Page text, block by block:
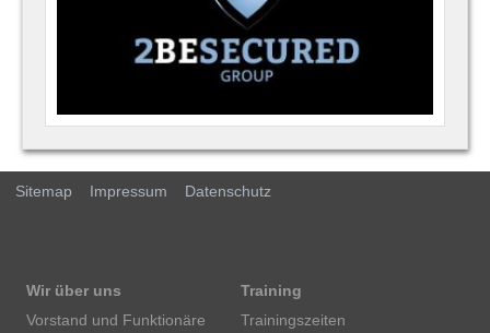
Sitemap Impressum Datenschutz
Wir über uns
Vorstand und Funktionäre
Training
Trainingszeiten